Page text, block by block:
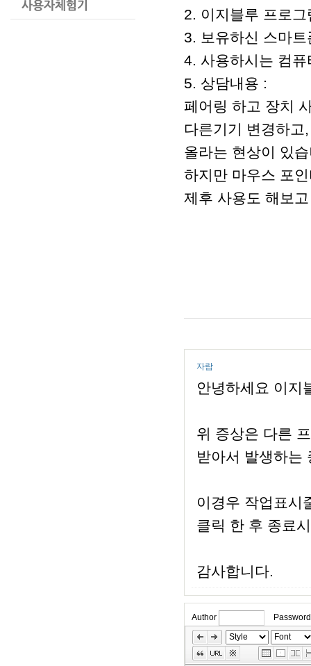
2. 이지블루 프로
3. 보유하신 스마
4. 사용하시는 컴
5. 상담내용 :
페어링 하고 장치
다른기기 변경하고
올라는 현상이 있
하지만 마우스 포
제후 사용도 해보
자람
안녕하세요 이지
위 증상은 다른
받아서 발생하는
이경우 작업표시
클릭 한 후 종료
감사합니다.
Author
Password
Skip
Edit
Toolbox